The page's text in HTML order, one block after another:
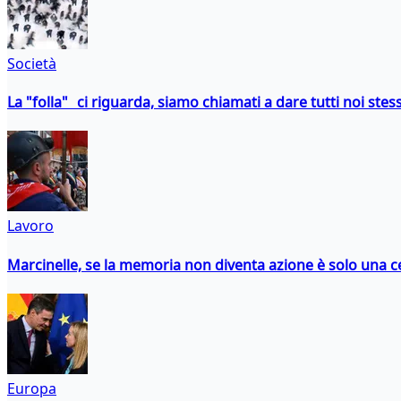
Società
La "folla" ci riguarda, siamo chiamati a dare tutti noi
Lavoro
Marcinelle, se la memoria non diventa azione è solo una
Europa